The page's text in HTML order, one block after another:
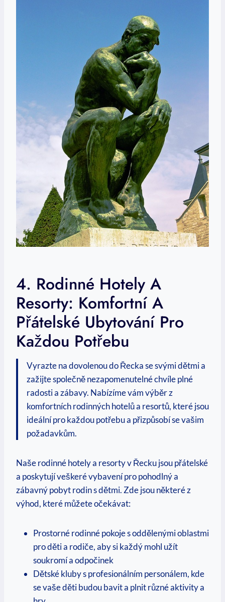
4. Rodinné Hotely A
Resorty: Komfortní A
Přátelské Ubytování Pro
Každou Potřebu
Vyrazte na dovolenou do Řecka⁤ se svými dětmi a
zažijte⁢ společně ⁣nezapomenutelné chvíle plné
radosti a zábavy.⁣ Nabízíme vám výběr z
komfortních rodinných hotelů a resortů,‍ které jsou​
ideální pro každou⁢ potřebu a přizpůsobí se vašim
požadavkům.
Naše rodinné hotely a‌ resorty v Řecku jsou⁢ přátelské
a poskytují veškeré vybavení pro pohodlný a
zábavný pobyt rodin s dětmi.​ Zde jsou některé z
výhod, které můžete očekávat:
Prostorné rodinné pokoje ⁢s oddělenými oblastmi​
pro děti a rodiče, aby si každý mohl užít
soukromí a odpočinek
Dětské kluby s⁤ profesionálním personálem, kde
se ⁣vaše děti budou bavit a plnit různé aktivity a